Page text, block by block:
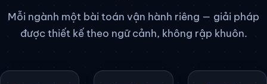
Mỗi ngành một bài toán vận hành riêng — giải pháp
được thiết kế theo ngữ cảnh, không rập khuôn.